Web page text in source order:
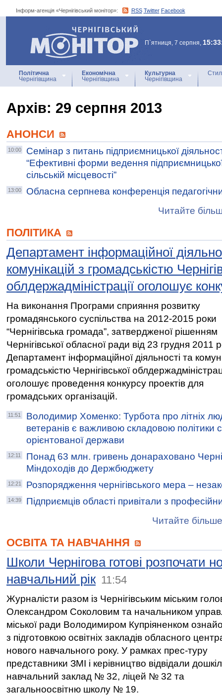
Інформ-агенція «Чернігівський монітор»: RSS Twitter Facebook
Інформ-агенція
«Чернігівський монітор»
П`ятниця, 7 серпня,
Політична
Чернігівщина
Економічна
Чернігівщина
Культурна
Чернігівщина
Архiв: 29 серпня 2013
АНОНСИ
10:00
Семінар з питань підприємницької
“Ефективні форми ведення підприємницької
сільській місцевості”
13:00
Обласна серпнева конференція
Читайте
ПОЛІТИКА
Департамент інформаційної
комунікацій з громадськістю
облдержадміністрації оголошує
На виконання Програми сприяння розвитку
громадянського суспільства на 2012-2015 роки
“Чернігівська громада”, затвердженої рішенням
Чернігівської обласної ради від 23 грудня 2011
Департамент інформаційної діяльності та
громадськістю Чернігівської
оголошує проведення конкурсу проектів для
громадських організацій.
11:51
Володимир Хоменко: Турбота про літніх
ветеранів є важливою складовою політики
орієнтованої держави
12:11
Понад 63 млн. гривень донараховано
Міндоходів до Держбюджету
12:21 Розпорядження чернігівського мера –
14:39
Підприємців області привітали з
Читайте
ОСВІТА ТА НАВЧАННЯ
Школи Чернігова готові розпочати
навчальний рік 11:54
Журналісти разом із Чернігівським міським
Олександром Соколовим та начальником
міської ради Володимиром Купріяненком
з підготовкою освітніх закладів обласного
нового навчального року. У рамках прес-туру
представники ЗМІ і керівництво відвідали
навчальний заклад № 32, ліцей № 32 та
загальноосвітню школу № 19.